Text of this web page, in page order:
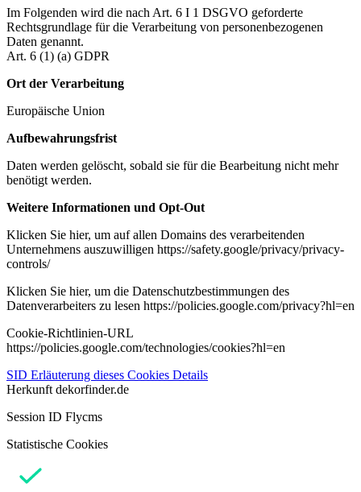
Im Folgenden wird die nach Art. 6 I 1 DSGVO geforderte
Rechtsgrundlage für die Verarbeitung von personenbezogenen
Daten genannt.
Art. 6 (1) (a) GDPR
Ort der Verarbeitung
Europäische Union
Aufbewahrungsfrist
Daten werden gelöscht, sobald sie für die Bearbeitung nicht mehr
benötigt werden.
Weitere Informationen und Opt-Out
Klicken Sie hier, um auf allen Domains des verarbeitenden
Unternehmens auszuwilligen https://safety.google/privacy/privacy-
controls/
Klicken Sie hier, um die Datenschutzbestimmungen des
Datenverarbeiters zu lesen https://policies.google.com/privacy?hl=en
Cookie-Richtlinien-URL
https://policies.google.com/technologies/cookies?hl=en
SID Erläuterung dieses Cookies Details
Herkunft dekorfinder.de
Session ID Flycms
Statistische Cookies